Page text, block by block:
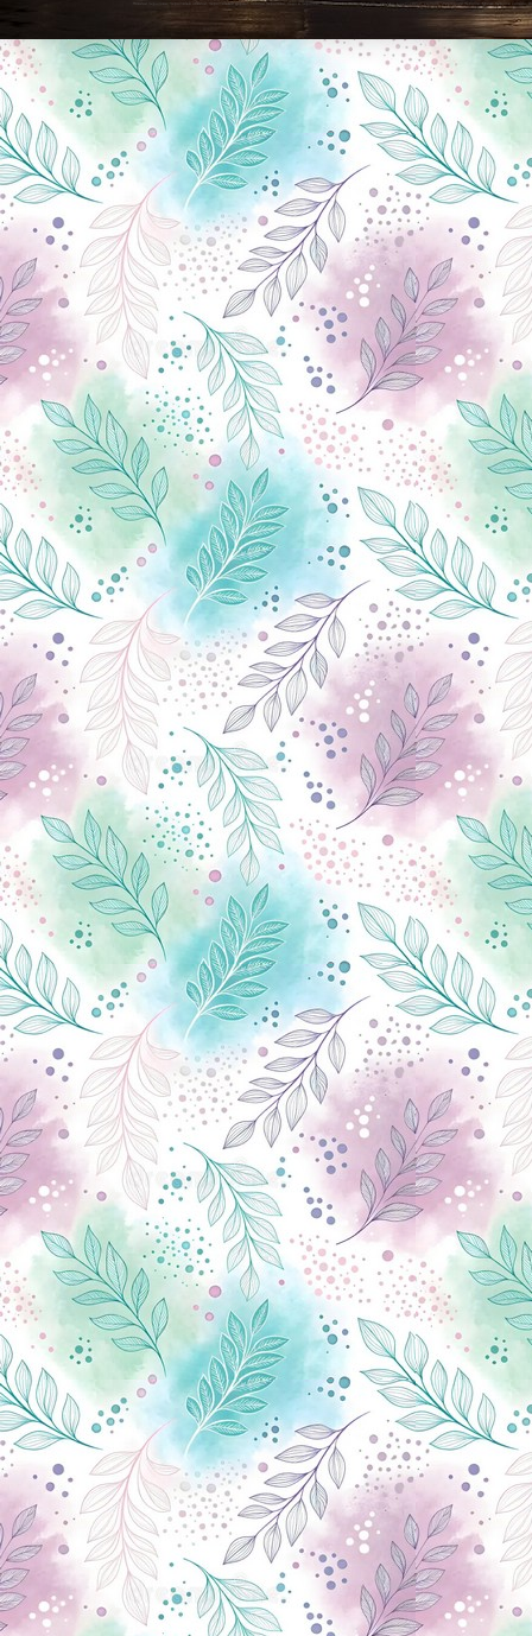
Новини Чернігова, Чернігівські новини, Чернігівський формат, новини Чернігова, події в Чернігові: політика, економіка, аналітика, культура, відеоновини, екологія, спортивний Чернігів, туризм, Чернігів